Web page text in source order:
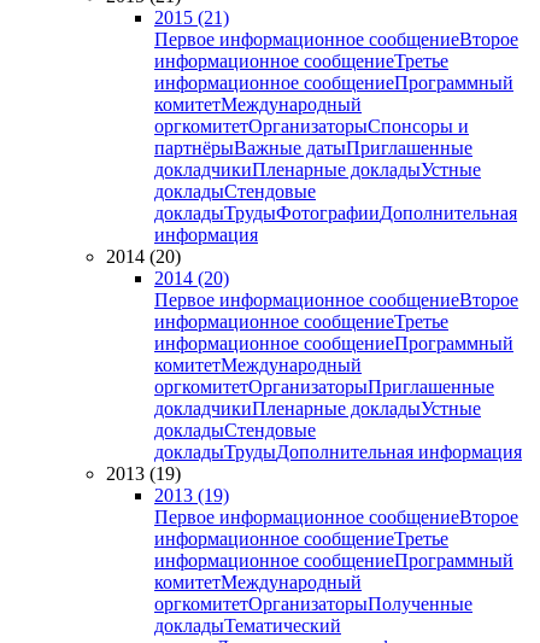
2015 (21)
Первое информационное сообщениеВторое
информационное сообщениеТретье
информационное сообщениеПрограммный
комитетМеждународный
оргкомитетОрганизаторыСпонсоры и
партнёрыВажные датыПриглашенные
докладчикиПленарные докладыУстные
докладыСтендовые
докладыТрудыФотографииДополнительная
информация
2014 (20)
2014 (20)
Первое информационное сообщениеВторое
информационное сообщениеТретье
информационное сообщениеПрограммный
комитетМеждународный
оргкомитетОрганизаторыПриглашенные
докладчикиПленарные докладыУстные
докладыСтендовые
докладыТрудыДополнительная информация
2013 (19)
2013 (19)
Первое информационное сообщениеВторое
информационное сообщениеТретье
информационное сообщениеПрограммный
комитетМеждународный
оргкомитетОрганизаторыПолученные
докладыТематический